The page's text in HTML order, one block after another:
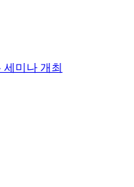
미나 개최